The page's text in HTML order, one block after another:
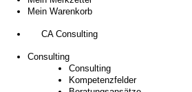
Mein Warenkorb
CA Consulting
Consulting
Consulting
Kompetenzfelder